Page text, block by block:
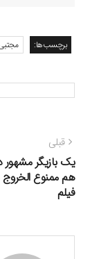
برچسب‌ها:
راهبری
نوشته
قبلی
قبلی:
یک بازیگر مشهور
هم ممنوع
فیلم